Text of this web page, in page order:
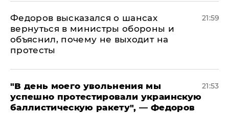
Федоров высказался о шансах
вернуться в министры обороны и
объяснил, почему не выходит на
протесты
21:59
​"В день моего увольнения мы
успешно протестировали украинскую
баллистическую ракету", — Федоров
21:53